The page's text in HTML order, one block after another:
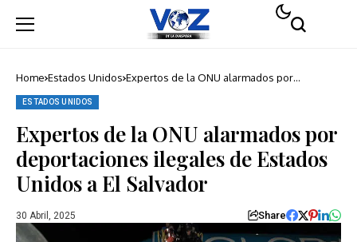
Home Estados Unidos Expertos de la ONU alarmados por
ESTADOS UNIDOS
Expertos de la ONU alarmados por
deportaciones ilegales de Estados
Unidos a El Salvador
30 Abril, 2025 Share